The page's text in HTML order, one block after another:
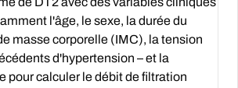
l'âge, le sexe, la durée du
masse corporelle (IMC), la tension
d'hypertension – et la
pour calculer le débit de filtration